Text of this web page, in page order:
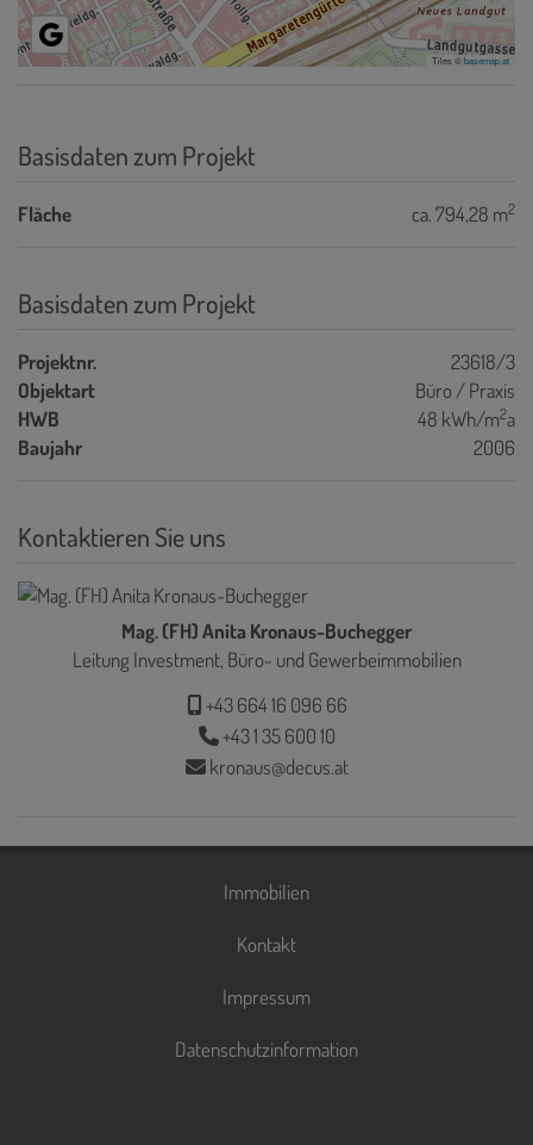
Tiles ©basemap.at
Basisdaten zum Projekt
Fläche ca. 794,28 m2
Basisdaten zum Projekt
Projektnr.
23618/3
Objektart
Büro / Praxis
HWB
48 kWh/m2a
Baujahr
2006
Kontaktieren Sie uns
Mag. (FH) Anita Kronaus-Buchegger
Leitung Investment, Büro- und Gewerbeimmobilien
+43 664 16 096 66
+43 1 35 600 10
kronaus@decus.at
Immobilien
Kontakt
Impressum
Datenschutzinformation